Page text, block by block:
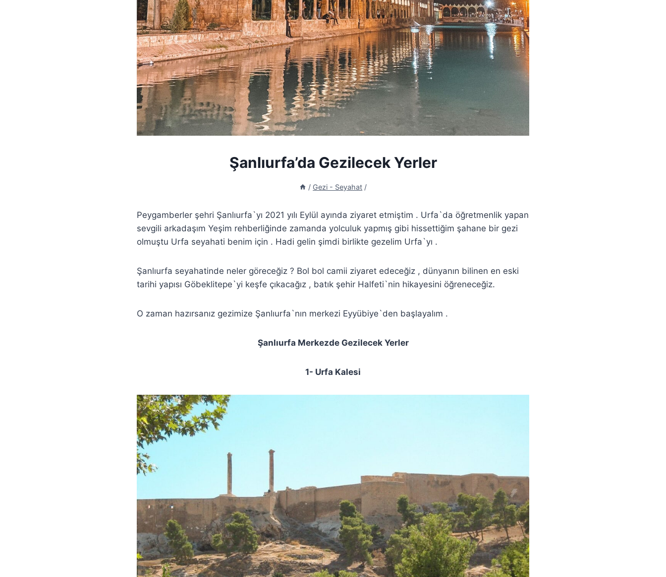
Şanlıurfa’da Gezilecek Yerler
/ Gezi - Seyahat /
Peygamberler şehri Şanlıurfa`yı 2021 yılı Eylül ayında ziyaret etmiştim . Urfa`da öğretmenlik yapan
sevgili arkadaşım Yeşim rehberliğinde zamanda yolculuk yapmış gibi hissettiğim şahane bir gezi
olmuştu Urfa seyahati benim için . Hadi gelin şimdi birlikte gezelim Urfa`yı .
Şanlıurfa seyahatinde neler göreceğiz ? Bol bol camii ziyaret edeceğiz , dünyanın bilinen en eski
tarihi yapısı Göbeklitepe`yi keşfe çıkacağız , batık şehir Halfeti`nin hikayesini öğreneceğiz.
O zaman hazırsanız gezimize Şanlıurfa`nın merkezi Eyyübiye`den başlayalım .
Şanlıurfa Merkezde Gezilecek Yerler
1- Urfa Kalesi